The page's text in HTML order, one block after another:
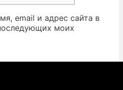
email и адрес сайта в
моих